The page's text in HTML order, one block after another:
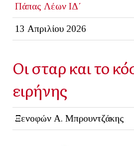
Πάπας Λέων ΙΔ΄
13 Απριλίου 2026
Οι σταρ και το
ειρήνης
Ξενοφών Α. Μπρουντζάκης